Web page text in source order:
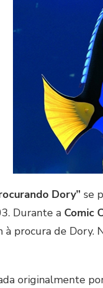
Dory” se
Durante a Comic
procura de Dory.
originalmente